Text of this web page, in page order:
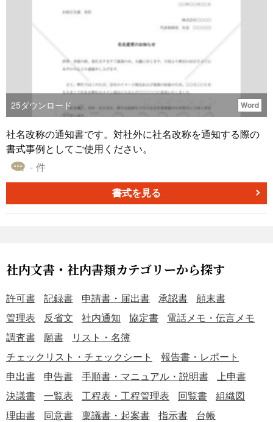
25ダウンロード Word
社名改称の通知書です。対社外に社名改称を通知する際の
書式事例としてご使用ください。
- 件
書式を見る
社内文書・社内書類カテゴリーから探す
許可書 記録書 申請書・届出書 承認書
顛末書
管理表
反省文 社内通知 協定書
電話メモ・伝言メモ
調査書
願書
リスト・名簿
チェックリスト・チェックシート
報告書・レポート
申出書
申告書 手順書・マニュアル・説明書
上申書
決議書
一覧表 工程表・工程管理表 回覧書
組織図
理由書
同意書 稟議書・起案書 指示書
台帳